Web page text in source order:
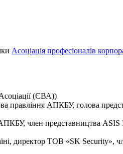
Асоціація професіоналів
(ЄВА))
правління АПКБУ, голова
АПКБУ, член представництва ASIS
директор ТОВ «SK